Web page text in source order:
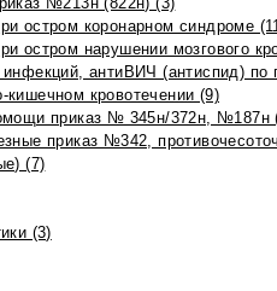
остром коронарном синдроме
остром нарушении мозгового
антиВИЧ (антиспид)
кровотечении (9)
приказ № 345н/372н, №187н
приказ №342,
(7)
(3)